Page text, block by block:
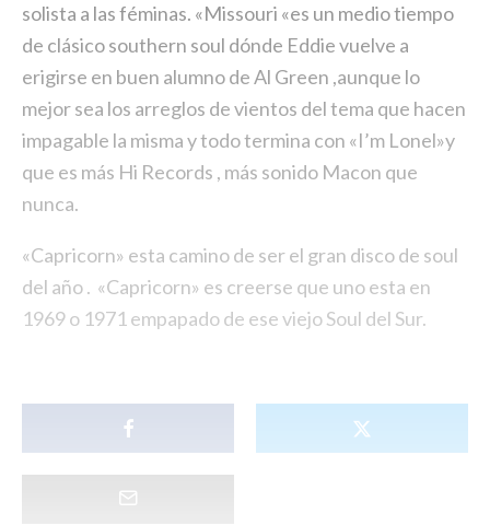
solista a las féminas. «Missouri «es un medio tiempo
de clásico southern soul dónde Eddie vuelve a
erigirse en buen alumno de Al Green ,aunque lo
mejor sea los arreglos de vientos del tema que hacen
impagable la misma y todo termina con «I’m Lonel»y
que es más Hi Records , más sonido Macon que
nunca.
«Capricorn» esta camino de ser el gran disco de soul
del año . «Capricorn» es creerse que uno esta en
1969 o 1971 empapado de ese viejo Soul del Sur.